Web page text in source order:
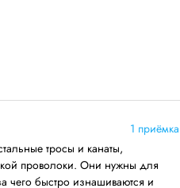
1 приёмка
тросы и канаты,
проволоки. Они нужны для
чего быстро изнашиваются и